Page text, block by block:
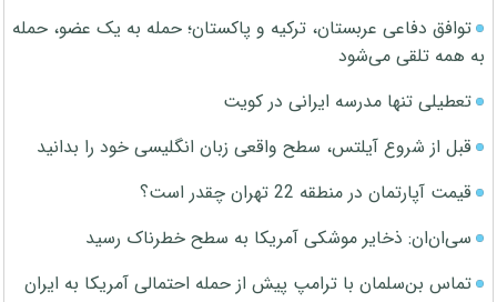
توافق دفاعی عربستان، ترکیه و پاکستان؛ حمله به یک عضو، حمله
به همه تلقی می‌شود
تعطیلی تنها مدرسه ایرانی در کویت
قبل از شروع آیلتس، سطح واقعی زبان انگلیسی خود را بدانید
قیمت آپارتمان در منطقه 22 تهران چقدر است؟
سی‌ان‌ان: ذخایر موشکی آمریکا به سطح خطرناک رسید
تماس بن‌سلمان با ترامپ پیش از حمله احتمالی آمریکا به ایران